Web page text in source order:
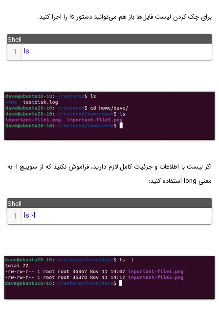
برای چک کردن لیست فایل‌ها باز هم می‌توانید دستور ls را اجرا کنید.
1 ls
اگر لیست با اطلاعات و جزئیات کامل لازم دارید، فراموش نکنید که از سوییچ -lبه
معنی long استفاده کنید:
1 ls -l